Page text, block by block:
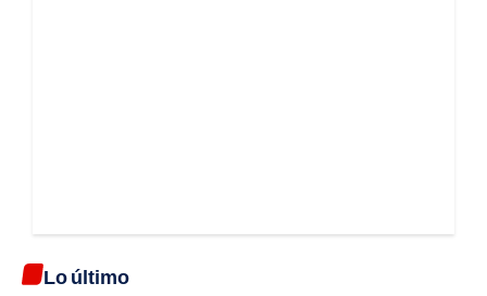
Lo último